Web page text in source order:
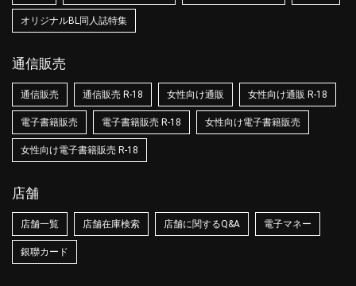
オリジナルBL同人誌特集
通信販売
通信販売 通信販売 R-18 女性向け通販 女性向け通販 R-18
電子書籍販売 電子書籍販売 R-18 女性向け電子書籍販売
女性向け電子書籍販売 R-18
店舗
店舗一覧 店舗在庫検索 店舗に関するQ&A 電子マネー
銀聯カード